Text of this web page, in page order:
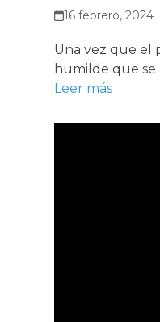
16 febrero, 2024
Una vez que el
humilde que
Leer más